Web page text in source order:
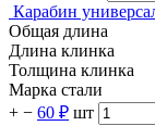
Карабин
Общая длина
Длина клинка
Толщина клинка
Марка стали
+ − 60 ₽ шт